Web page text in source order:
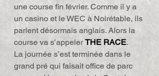
une course fin février. Comme il y a
un casino et le WEC à Noirétable, ils
parlent désormais anglais. Alors la
course va s’appeler THE RACE.
La journée s’est terminée dans le
grand pré qui faisait office de parc